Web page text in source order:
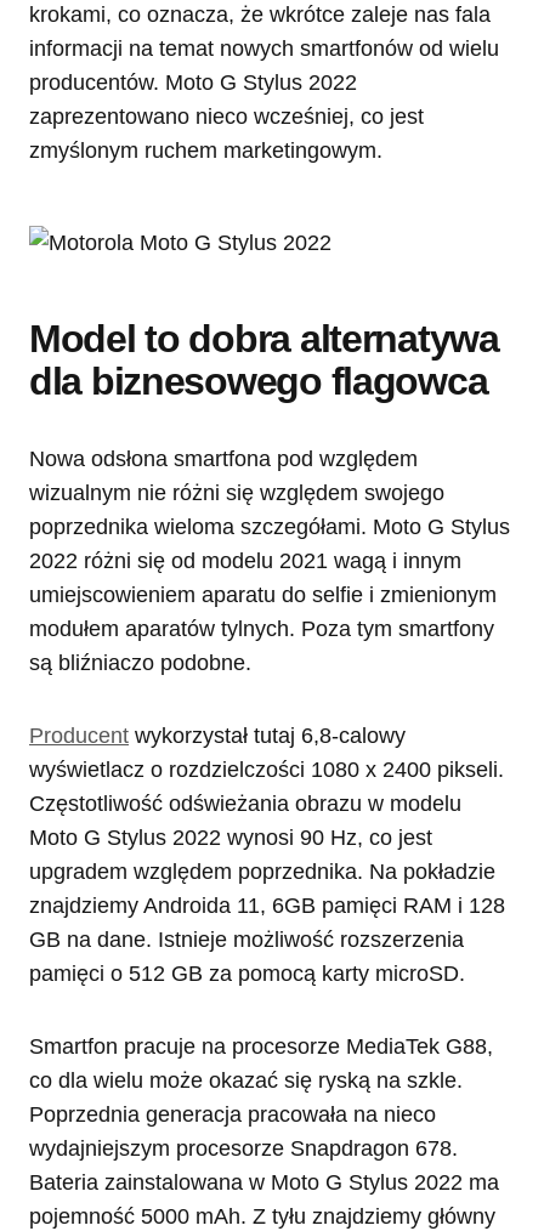
krokami, co oznacza, że wkrótce zaleje nas fala
informacji na temat nowych smartfonów od wielu
producentów. Moto G Stylus 2022
zaprezentowano nieco wcześniej, co jest
zmyślonym ruchem marketingowym.
Model to dobra alternatywa
dla biznesowego flagowca
Nowa odsłona smartfona pod względem
wizualnym nie różni się względem swojego
poprzednika wieloma szczegółami. Moto G Stylus
2022 różni się od modelu 2021 wagą i innym
umiejscowieniem aparatu do selfie i zmienionym
modułem aparatów tylnych. Poza tym smartfony
są bliźniaczo podobne.
Producent wykorzystał tutaj 6,8-calowy
wyświetlacz o rozdzielczości 1080 x 2400 pikseli.
Częstotliwość odświeżania obrazu w modelu
Moto G Stylus 2022 wynosi 90 Hz, co jest
upgradem względem poprzednika. Na pokładzie
znajdziemy Androida 11, 6GB pamięci RAM i 128
GB na dane. Istnieje możliwość rozszerzenia
pamięci o 512 GB za pomocą karty microSD.
Smartfon pracuje na procesorze MediaTek G88,
co dla wielu może okazać się ryską na szkle.
Poprzednia generacja pracowała na nieco
wydajniejszym procesorze Snapdragon 678.
Bateria zainstalowana w Moto G Stylus 2022 ma
pojemność 5000 mAh. Z tyłu znajdziemy główny